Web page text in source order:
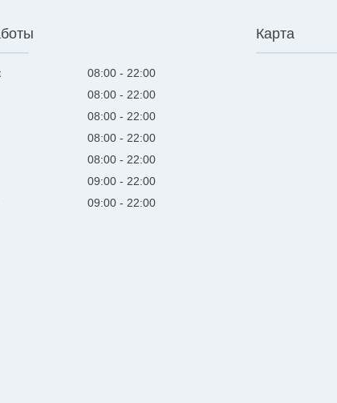
08:00
22:00
08:00
22:00
08:00
22:00
08:00
22:00
08:00
22:00
09:00
22:00
09:00 22:00
Карта